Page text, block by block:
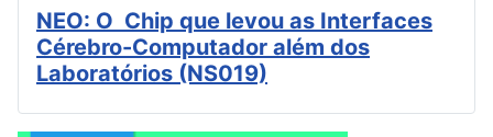
NEO: O Chip que levou as Interfaces
Cérebro-Computador além dos
Laboratórios (NS019)